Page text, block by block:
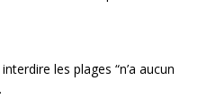
les plages “n’a aucun